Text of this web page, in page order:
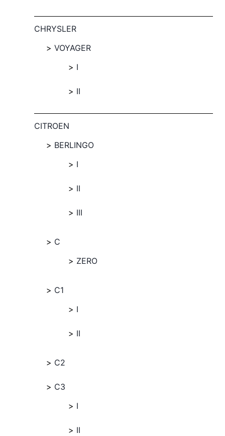
CHRYSLER
VOYAGER
I
II
CITROEN
BERLINGO
I
II
III
C
ZERO
C1
I
II
C2
C3
I
II